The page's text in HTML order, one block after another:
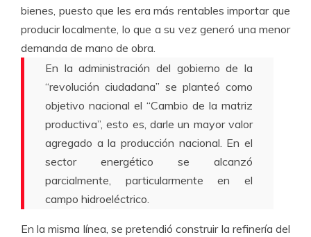
bienes, puesto que les era más rentables importar que
producir localmente, lo que a su vez generó una menor
demanda de mano de obra.
En la administración del gobierno de la
“revolución ciudadana” se planteó como
objetivo nacional el “Cambio de la matriz
productiva”, esto es, darle un mayor valor
agregado a la producción nacional. En el
sector energético se alcanzó
parcialmente, particularmente en el
campo hidroeléctrico.
En la misma línea, se pretendió construir la refinería del